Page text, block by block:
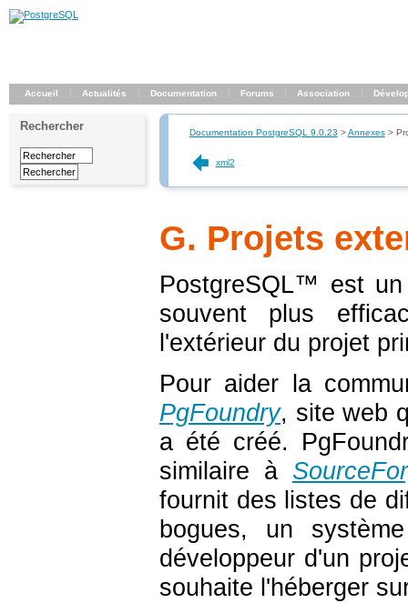
Accueil Actualités Documentation Forums Association
Rechercher Documentation PostgreSQL 9.0.23 >Annexes>
xml2
G. Projets
PostgreSQL™ est un
souvent plus
l'extérieur du projet
Pour aider la
PgFoundry, site web
a été créé.
similaire à
fournit des listes de
bogues, un
développeur d'un
souhaite l'héberger